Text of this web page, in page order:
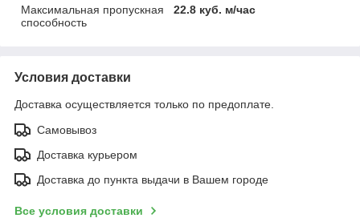
Максимальная пропускная
способность
22.8 куб. м/час
Условия доставки
Доставка осуществляется только по предоплате.
Самовывоз
Доставка курьером
Доставка до пункта выдачи в Вашем городе
Все условия доставки